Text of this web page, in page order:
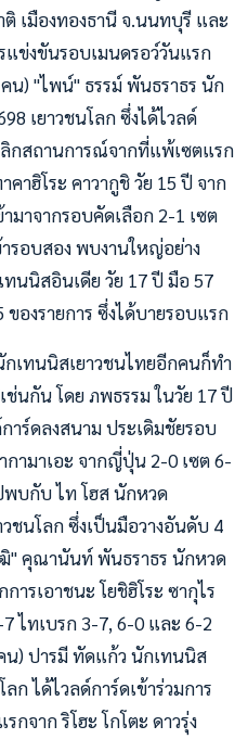
เมืองทองธานี จ.นนทบุรี และ
แข่งขันรอบเมนดรอว์วันแรก
น) "ไพน์" ธรรม์ พันธราธร นัก
เยาวชนโลก ซึ่งได้ไวลด์
กสถานการณ์จากที่แพ้เซตแรก
าฮิโระ คาวากูชิ วัย 15 ปี จาก
มาจากรอบคัดเลือก 2-1 เซต
รอบสอง พบงานใหญ่อย่าง
นนิสอินเดีย วัย 17 ปี มือ 57
องรายการ ซึ่งได้บายรอบแรก
กเทนนิสเยาวชนไทยอีกคนก็ทำ
ช่นกัน โดย ภพธรรม ในวัย 17 ปี
าร์ดลงสนาม ประเดิมชัยรอบ
กามาเอะ จากญี่ปุ่น 2-0 เซต 6-
พบกับ ไท โฮส นักหวด
วชนโลก ซึ่งเป็นมือวางอันดับ 4
" คุณานันท์ พันธราธร นักหวด
ารเอาชนะ โยชิฮิโระ ซากุไร
ไทเบรก 3-7, 6-0 และ 6-2
) ปารมี ทัดแก้ว นักเทนนิส
ก ได้ไวลด์การ์ดเข้าร่วมการ
กจาก ริโฮะ โกโตะ ดาวรุ่ง